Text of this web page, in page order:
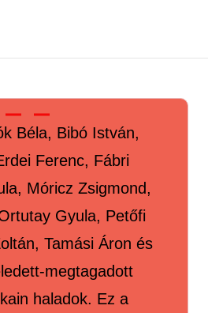
Béla, Bibó István,
Ferenc, Fábri
Móricz Zsigmond,
Gyula, Petőfi
Tamási Áron és
megtagadott
haladok. Ez a